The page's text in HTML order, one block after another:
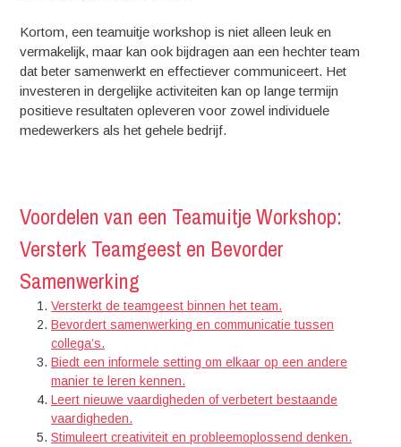
Kortom, een teamuitje workshop is niet alleen leuk en
vermakelijk, maar kan ook bijdragen aan een hechter team
dat beter samenwerkt en effectiever communiceert. Het
investeren in dergelijke activiteiten kan op lange termijn
positieve resultaten opleveren voor zowel individuele
medewerkers als het gehele bedrijf.
Voordelen van een Teamuitje Workshop:
Versterk Teamgeest en Bevorder
Samenwerking
Versterkt de teamgeest binnen het team.
Bevordert samenwerking en communicatie tussen
collega’s.
Biedt een informele setting om elkaar op een andere
manier te leren kennen.
Leert nieuwe vaardigheden of verbetert bestaande
vaardigheden.
Stimuleert creativiteit en probleemoplossend denken.